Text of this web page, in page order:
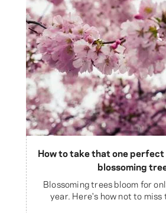
How to take that one
blossoming
Blossoming trees bloom for
year. Here's how not to miss